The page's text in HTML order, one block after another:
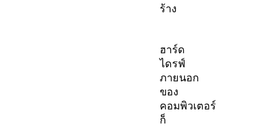
ร้าง
ฮาร์ด
ไดรฟ์
ภายนอก
ของ
คอมพิวเตอร์
ก็